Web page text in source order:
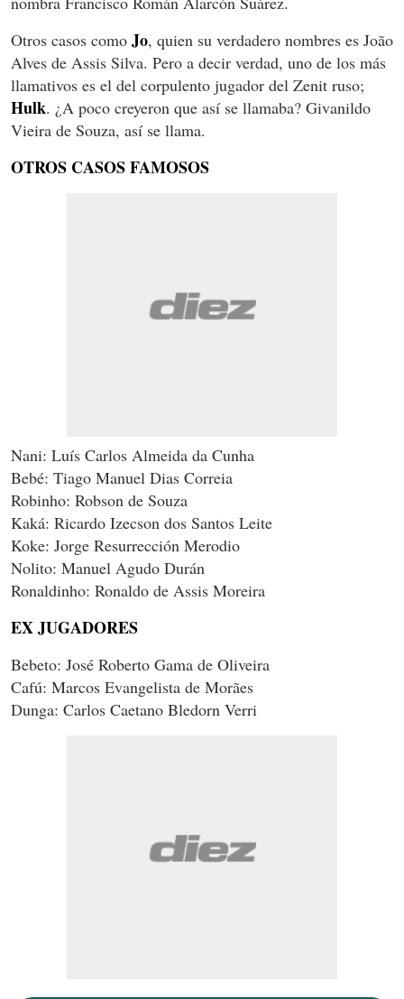
Otros casos como Jo, quien su verdadero nombres es João
Alves de Assis Silva. Pero a decir verdad, uno de los más
llamativos es el del corpulento jugador del Zenit ruso;
Hulk. ¿A poco creyeron que así se llamaba? Givanildo
Vieira de Souza, así se llama.
OTROS CASOS FAMOSOS
Nani: Luís Carlos Almeida da Cunha
Bebé: Tiago Manuel Dias Correia
Robinho: Robson de Souza
Kaká: Ricardo Izecson dos Santos Leite
Koke: Jorge Resurrección Merodio
Nolito: Manuel Agudo Durán
Ronaldinho: Ronaldo de Assis Moreira
EX JUGADORES
Bebeto: José Roberto Gama de Oliveira
Cafú: Marcos Evangelista de Morães
Dunga: Carlos Caetano Bledorn Verri